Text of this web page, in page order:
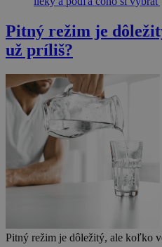
Pitný režim je
už príliš?
Pitný režim je dôležitý, ale koľko